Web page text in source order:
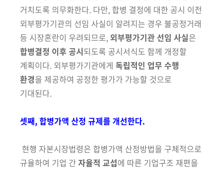
거치도록 의무화한다. 다만, 합병 결정에 대한 공시 이전
외부평가기관의 선임 사실이 알려지는 경우 불공정거래
등 시장혼란이 우려되므로,외부평가기관 선임 사실은
합병결정 이후 공시되도록 공시서식도 함께 개정할
계획이다. 외부평가기관에게 독립적인 업무 수행
환경을 제공하여 공정한 평가가 가능할 것으로
기대된다.
셋째, 합병가액 산정 규제를 개선한다.
현행 자본시장법령은 합병가액 산정방법을 구체적으로
규율하여 기업 간 자율적 교섭에 따른 기업구조 재편을